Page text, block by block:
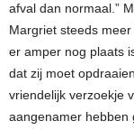
afval dan normaal.”
Margriet steeds
er amper nog plaats
dat zij moet
vriendelijk verzoekje
aangenamer hebben